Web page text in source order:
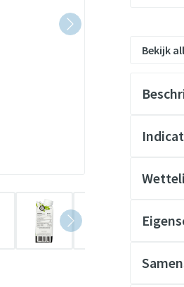
larger imageView larger image
Bekijk
Bevat